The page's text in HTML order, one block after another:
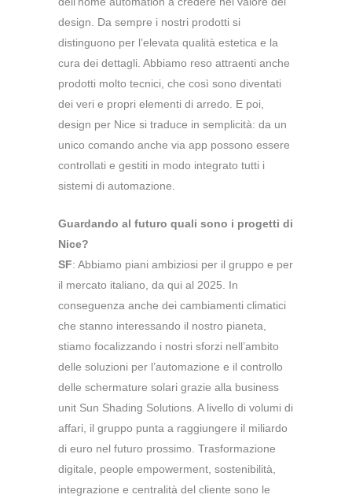
design. Da sempre i nostri prodotti si
distinguono per l’elevata qualità estetica e la
cura dei dettagli. Abbiamo reso attraenti anche
prodotti molto tecnici, che così sono diventati
dei veri e propri elementi di arredo. E poi,
design per Nice si traduce in semplicità: da un
unico comando anche via app possono essere
controllati e gestiti in modo integrato tutti i
sistemi di automazione.
Guardando al futuro quali sono i progetti di
Nice?
SF: Abbiamo piani ambiziosi per il gruppo e per
il mercato italiano, da qui al 2025. In
conseguenza anche dei cambiamenti climatici
che stanno interessando il nostro pianeta,
stiamo focalizzando i nostri sforzi nell’ambito
delle soluzioni per l’automazione e il controllo
delle schermature solari grazie alla business
unit Sun Shading Solutions. A livello di volumi di
affari, il gruppo punta a raggiungere il miliardo
di euro nel futuro prossimo. Trasformazione
digitale, people empowerment, sostenibilità,
integrazione e centralità del cliente sono le